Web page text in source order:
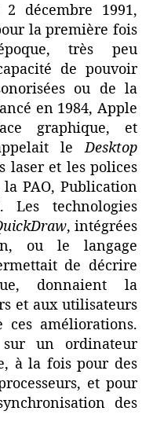
décembre 1991,
la première fois
très peu
de pouvoir
ou de la
en 1984, Apple
graphique, et
leDesktop
laser et les polices
PAO, Publication
Les technologies
, intégrées
ou le langage
de décrire
donnaient la
et aux utilisateurs
améliorations.
un ordinateur
à la fois pour des
et pour
des